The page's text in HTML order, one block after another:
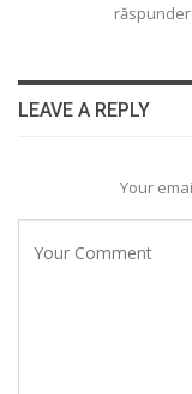
LEAVE A REPLY
Your